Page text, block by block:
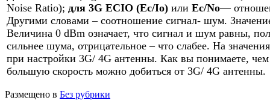
Noise Ratio); для 3G ECIO (Ec/Io) или Ec/No—
Другими словами – соотношение сигнал- шум.
Величина 0 dBm означает, что сигнал и шум равны,
сильнее шума, отрицательное – что слабее. На
при настройки 3G/ 4G антенны. Как вы понимаете,
большую скорость можно добиться от 3G/ 4G антенны.
Размещено в Без рубрики